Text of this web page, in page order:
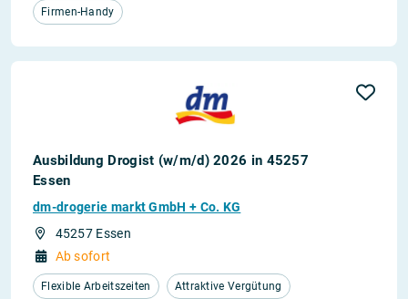
Firmen-Handy
Ausbildung Drogist (w/m/d) 2026 in 45257
Essen
dm-drogerie markt GmbH + Co. KG
45257 Essen
Ab sofort
Flexible Arbeitszeiten Attraktive Vergütung